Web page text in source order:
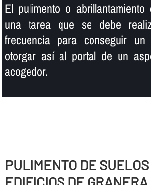
El pulimento o
una tarea que se debe
frecuencia para conseguir
otorgar así­ al portal de un
acogedor.
PULIMENTO DE
EDIFICIOS DE GRANERA